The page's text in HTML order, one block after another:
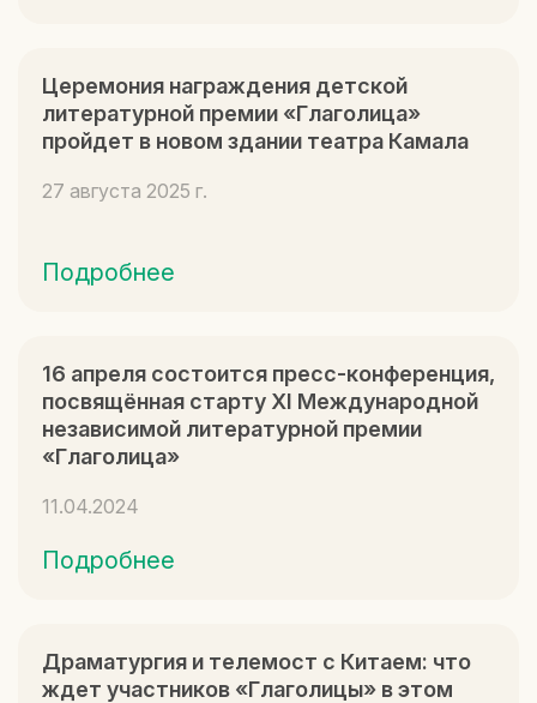
Церемония награждения детской
литературной премии «Глаголица»
пройдет в новом здании театра Камала
27 августа 2025 г.
Подробнее
16 апреля состоится пресс-конференция,
посвящённая старту XI Международной
независимой литературной премии
«Глаголица»
11.04.2024
Подробнее
Драматургия и телемост с Китаем: что
ждет участников «Глаголицы» в этом